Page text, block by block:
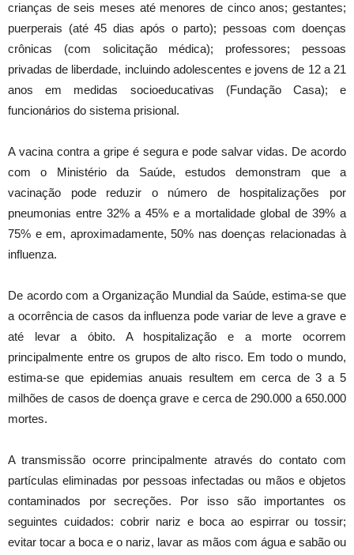
crianças de seis meses até menores de cinco anos; gestantes;
puerperais (até 45 dias após o parto); pessoas com doenças
crônicas (com solicitação médica); professores; pessoas
privadas de liberdade, incluindo adolescentes e jovens de 12 a 21
anos em medidas socioeducativas (Fundação Casa); e
funcionários do sistema prisional.
A vacina contra a gripe é segura e pode salvar vidas. De acordo
com o Ministério da Saúde, estudos demonstram que a
vacinação pode reduzir o número de hospitalizações por
pneumonias entre 32% a 45% e a mortalidade global de 39% a
75% e em, aproximadamente, 50% nas doenças relacionadas à
influenza.
De acordo com a Organização Mundial da Saúde, estima-se que
a ocorrência de casos da influenza pode variar de leve a grave e
até levar a óbito. A hospitalização e a morte ocorrem
principalmente entre os grupos de alto risco. Em todo o mundo,
estima-se que epidemias anuais resultem em cerca de 3 a 5
milhões de casos de doença grave e cerca de 290.000 a 650.000
mortes.
A transmissão ocorre principalmente através do contato com
partículas eliminadas por pessoas infectadas ou mãos e objetos
contaminados por secreções. Por isso são importantes os
seguintes cuidados: cobrir nariz e boca ao espirrar ou tossir;
evitar tocar a boca e o nariz, lavar as mãos com água e sabão ou